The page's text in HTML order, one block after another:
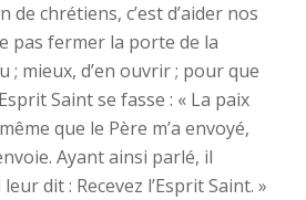
de chrétiens, c’est d’aider nos
pas fermer la porte de la
; mieux, d’en ouvrir ; pour que
Saint se fasse : « La paix
que le Père m’a envoyé,
Ayant ainsi parlé, il
dit : Recevez l’Esprit Saint. »